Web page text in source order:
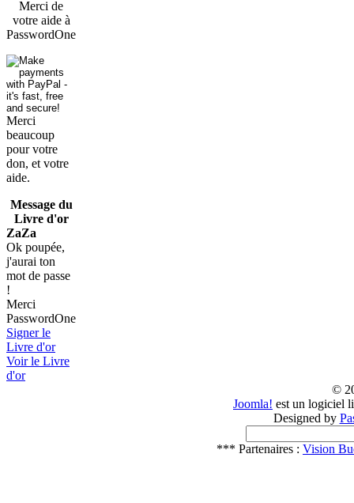
Merci de
votre aide à
PasswordOne
Merci
beaucoup
pour votre
don, et votre
aide.
Message du
Livre d'or
ZaZa
Ok poupée,
j'aurai ton
mot de passe
!
Merci
PasswordOne
Signer le
Livre d'or
Voir le Livre
d'or
©
Joomla! est un logiciel
Designed by
*** Partenaires : Vision